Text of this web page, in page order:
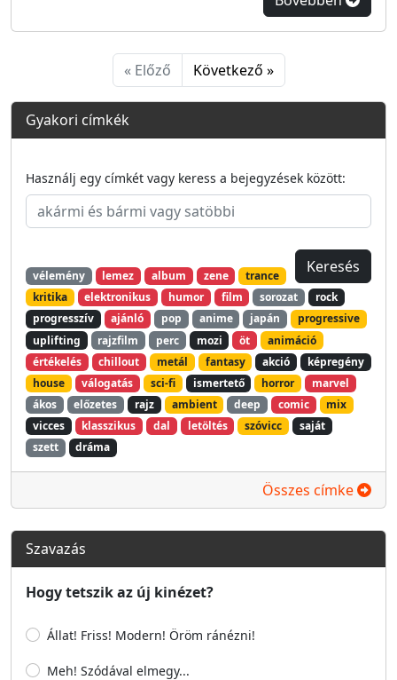
« Előző Következő »
Gyakori címkék
Használj egy címkét vagy keress a bejegyzések között:
vélemény lemez album zene
trance
kritika
elektronikus humor film sorozat
rock
progresszív
ajánló pop anime japán
progressive
uplifting
rajzfilm perc mozi öt
animáció
értékelés
chillout metál fantasy akció
képregény
house
válogatás sci-fi ismertető horror
marvel
ákos
előzetes rajz ambient deep comic
mix
vicces
klasszikus dal letöltés szóvicc
saját
szett
dráma
Összes címke
Szavazás
Hogy tetszik az új kinézet?
Állat! Friss! Modern! Öröm ránézni!
Meh! Szódával elmegy...